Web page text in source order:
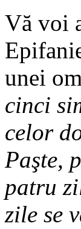
Vă voi
unei
cinci
celor
Paşte,
patru
zile se